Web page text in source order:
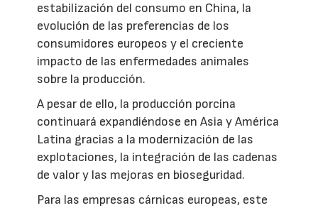
estabilización del consumo en China, la
evolución de las preferencias de los
consumidores europeos y el creciente
impacto de las enfermedades animales
sobre la producción.
A pesar de ello, la producción porcina
continuará expandiéndose en Asia y América
Latina gracias a la modernización de las
explotaciones, la integración de las cadenas
de valor y las mejoras en bioseguridad.
Para las empresas cárnicas europeas, este